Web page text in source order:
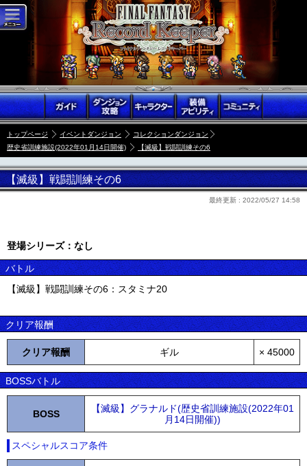
トップページ イベントダンジョン
コレクションダンジョン
歴史省訓練施設(2022年01月14日開催)
【滅級】戦闘訓練その6
【滅級】戦闘訓練その6
最終更新 : 2022/05/27 14:58
登場シリーズ：なし
バトル
【滅級】戦闘訓練その6：スタミナ20
クリア報酬
クリア報酬 ギル × 45000
BOSSバトル
BOSS
【滅級】グラナルド(歴史省訓練施設(2022年01
月14日開催))
スペシャルスコア条件